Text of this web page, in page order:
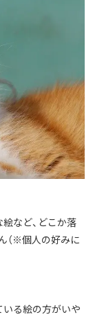
など、どこか落
（※個人の好みに
る絵の方がいや